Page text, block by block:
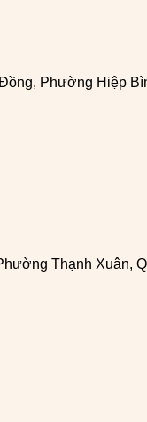
Phường Hiệp
Thạnh Xuân,